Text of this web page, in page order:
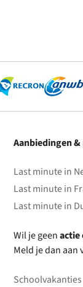
Aanbiedingen
Last minute in
Last minute in
Last minute in
Wil je geenactie
Meld je dan aan
Schoolvakanties